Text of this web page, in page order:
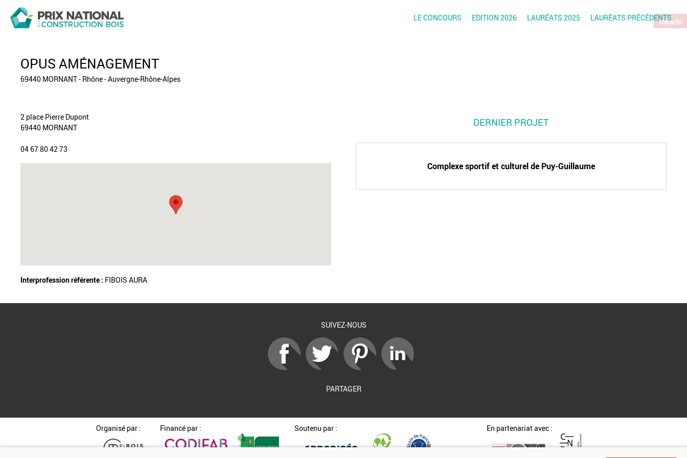
LE CONCOURS EDITION 2026 LAURÉATS 2025 LAURÉATS PRÉCÉDENTS
OPUS AMÉNAGEMENT
69440 MORNANT - Rhône - Auvergne-Rhône-Alpes
2 place Pierre Dupont
69440 MORNANT
04 67 80 42 73
Interprofession référente : FIBOIS AURA
DERNIER PROJET
Complexe sportif et culturel de Puy-Guillaume
Détails
SUIVEZ-NOUS
PARTAGER
Organisé par : Financé par : Soutenu par : En partenariat avec :